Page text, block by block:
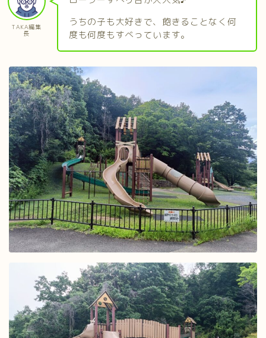
TAKA編集
長
うちの子も大好きで、飽きることなく何
度も何度もすべっています。